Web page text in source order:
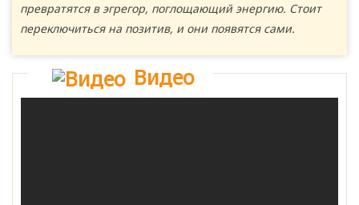
превратятся в эгрегор, поглощающий энергию. Стоит
переключиться на позитив, и они появятся сами.
Видео